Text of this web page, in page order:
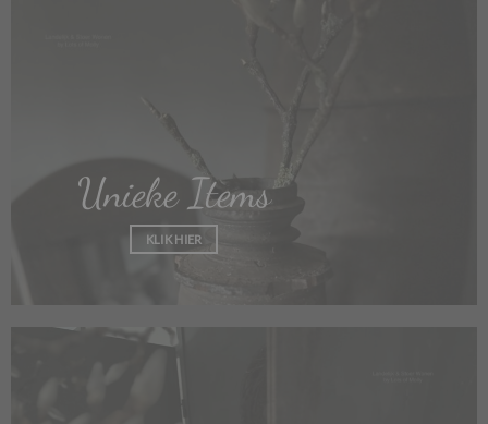
Unieke Items
KLIK HIER